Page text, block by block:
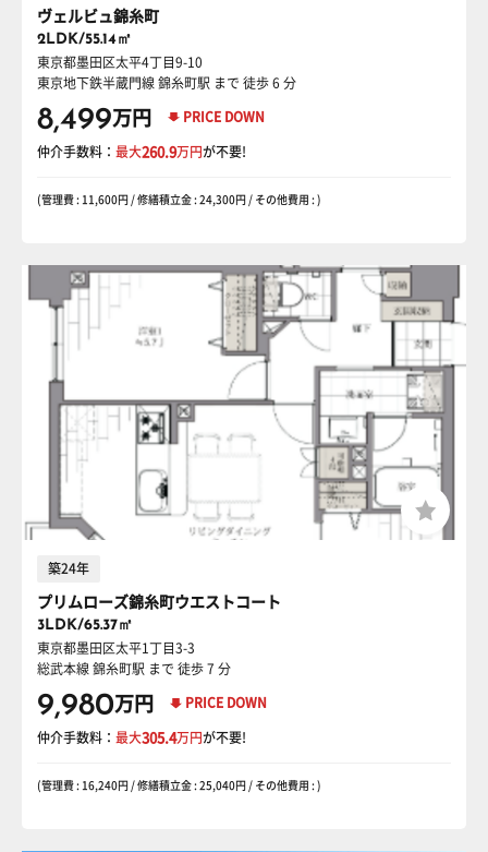
ヴェルビュ錦糸町
2LDK/55.14㎡
東京都墨田区太平4丁目9-10
東京地下鉄半蔵門線 錦糸町駅 まで 徒歩 6 分
8,499万円 PRICE DOWN
仲介手数料： 最大260.9万円が不要!
(管理費 : 11,600円 / 修繕積立金 : 24,300円 / その他費用 : )
築24年
プリムローズ錦糸町ウエストコート
3LDK/65.37㎡
東京都墨田区太平1丁目3-3
総武本線 錦糸町駅 まで 徒歩 7 分
9,980万円 PRICE DOWN
仲介手数料： 最大305.4万円が不要!
(管理費 : 16,240円 / 修繕積立金 : 25,040円 / その他費用 : )